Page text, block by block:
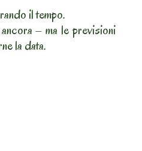
il tempo.
– ma le previsioni
la data.